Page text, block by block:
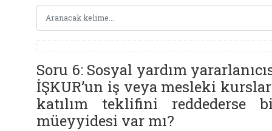
Soru 6: Sosyal yardım
İŞKUR’un iş veya mesleki
katılım teklifini reddederse
müeyyidesi var mı?